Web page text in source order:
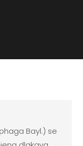
Bayl.) se